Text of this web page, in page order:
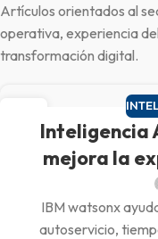
Artículos orientados al
operativa, experiencia
transformación digital.
Inteligencia
mejora la
IBM watsonx
autoservicio,